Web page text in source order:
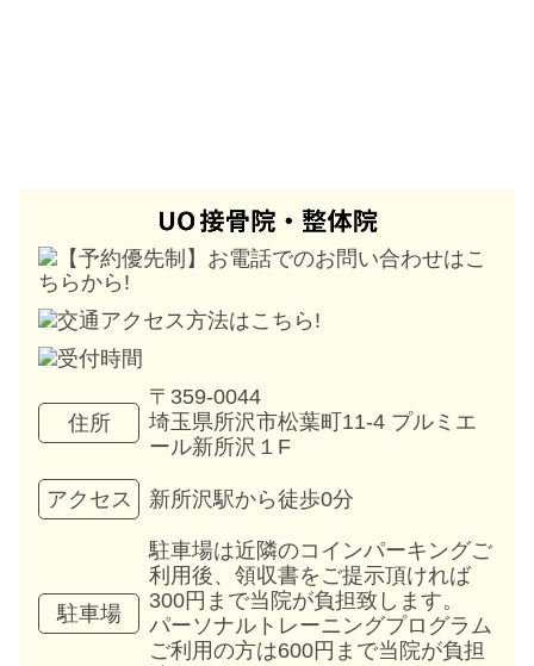
住所
〒359-0044
埼玉県所沢市松葉町11-4 プルミエ
ール新所沢１F
アクセス 新所沢駅から徒歩0分
駐車場
駐車場は近隣のコインパーキングご
利用後、領収書をご提示頂ければ
300円まで当院が負担致します。
パーソナルトレーニングプログラム
ご利用の方は600円まで当院が負担